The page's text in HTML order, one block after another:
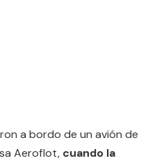
a bordo de un avión de
Aeroflot, cuando la